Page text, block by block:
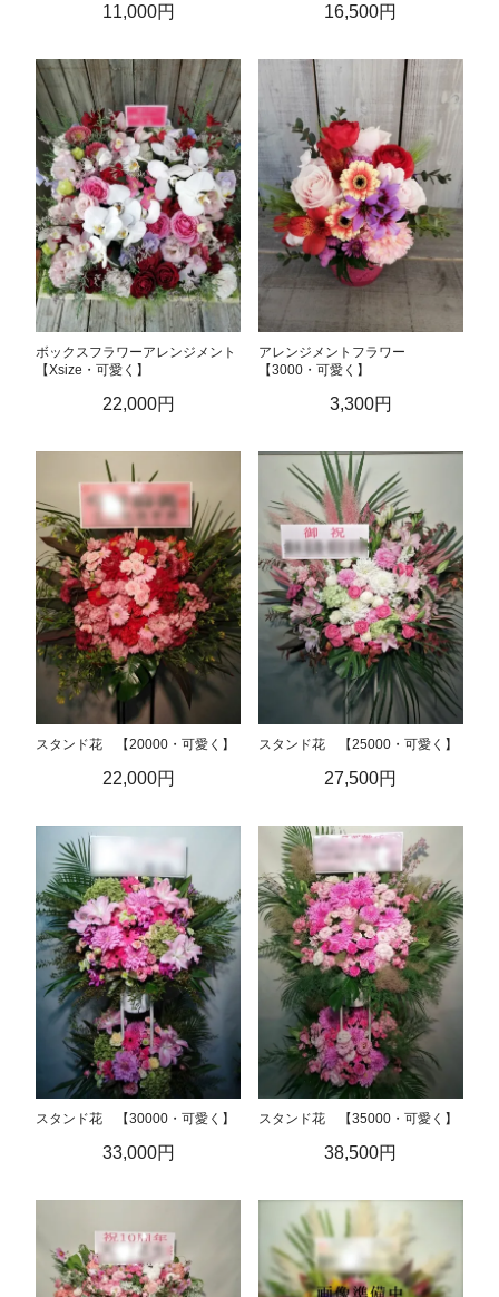
11,000円 16,500円
ボックスフラワーアレンジメント
【Xsize・可愛く】
22,000円
アレンジメントフラワー
【3000・可愛く】
3,300円
スタンド花 【20000・可愛く】
22,000円
スタンド花 【25000・可愛く】
27,500円
スタンド花 【30000・可愛く】
33,000円
スタンド花 【35000・可愛く】
38,500円